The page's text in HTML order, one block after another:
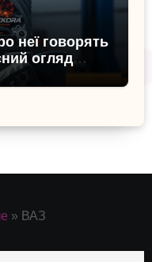
неї говорять
огляд
» ВАЗ